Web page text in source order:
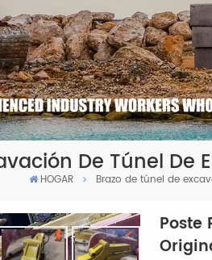
De Túnel De
HOGAR Brazo de túnel de
Poste